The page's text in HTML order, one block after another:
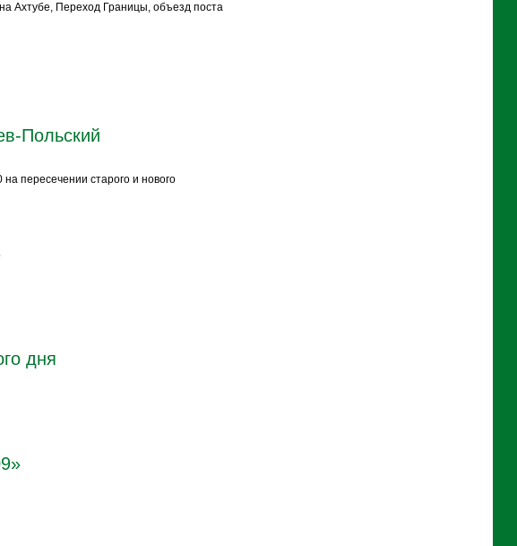
Ахтубе, Переход Границы, объезд поста
Польский
пересечении старого и нового
дня